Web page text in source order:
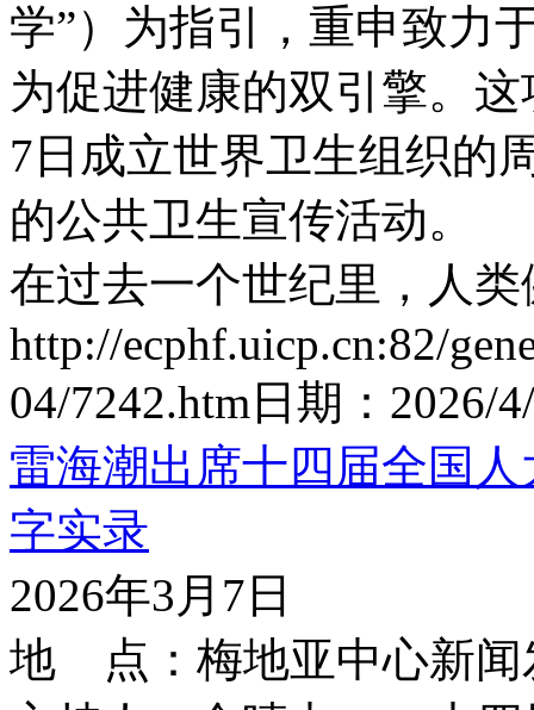
学”）为指引，重申致力
为促进健康的双引擎。
7日成立世界卫生组织的
的公共卫生宣传活动。
在过去一个世纪里，人
http://ecphf.uicp.cn:82/
04/7242.htm 日期： 2026/
雷海潮出席十四届全国
字实录
2026年3月7日
地 点：梅地亚中心新闻